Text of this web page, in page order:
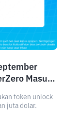
Masuk
token unlock
juta dolar.